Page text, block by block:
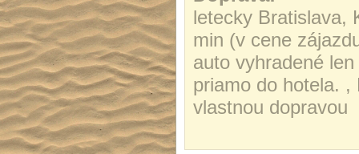
letecky Bratislava,
min (v cene
auto vyhradené
priamo do hotela. ,
vlastnou dopravou